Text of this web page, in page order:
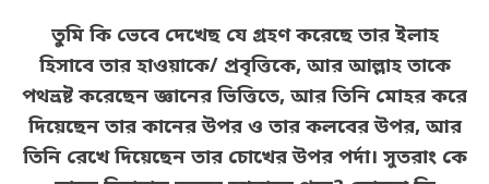
তুমি কি ভেবে দেখেছ যে গ্রহণ করেছে তার ইলাহ
হিসাবে তার হাওয়াকে/ প্রবৃত্তিকে, আর আল্লাহ তাকে
পথভ্রষ্ট করেছেন জ্ঞানের ভিত্তিতে, আর তিনি মোহর করে
দিয়েছেন তার কানের উপর ও তার কলবের উপর, আর
তিনি রেখে দিয়েছেন তার চোখের উপর পর্দা। সুতরাং কে